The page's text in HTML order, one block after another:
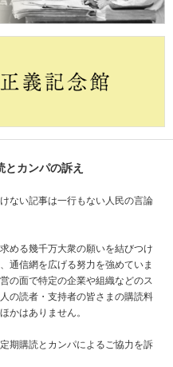
とカンパの訴え
ない記事は一行もない人民の言論
める幾千万大衆の願いを結びつけ
通信網を広げる努力を強めていま
の面で特定の企業や組織などのス
の読者・支持者の皆さまの購読料
かはありません。
期購読とカンパによるご協力を訴